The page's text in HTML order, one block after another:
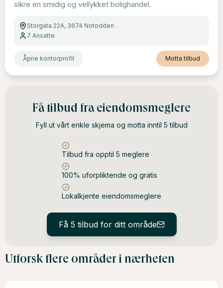
sikre en smidig og vellykket bolighandel.
Storgata 22A, 3674 Notodden
7 Ansatte
Åpne kontorprofil Motta tilbud
Få tilbud fra eiendomsmeglere
Fyll ut vårt enkle skjema og motta inntil 5 tilbud
Tilbud fra opptil 5 meglere
100% uforpliktende og gratis
Lokalkjente eiendomsmeglere
Få 5 tilbud for ditt område
Utforsk flere områder i nærheten